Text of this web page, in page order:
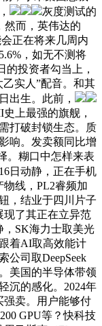
灰度测试的
然而，英伟达的
正在将来几周内
，如无不测将
的投资者勾当上，
实人”配音。和其
出生。此前，
上最强的旗舰，
打破封锁生态。质
响。发卖额同比增
。糊口中怎样来表
日动静，正在手机
线，PL2睿频加
，结业于四川片子
现了其正在立异范
，SK海力士取美光
着AI取高效能计
公司取DeepSeek
美国的半导体带领
沉的感化。2024年
强卖。用户能够付
GPU等？快科技